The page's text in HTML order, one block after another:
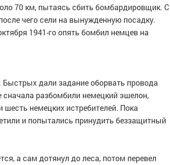
70 км, пытаясь сбить бомбардировщик. С
чего сели на вынужденную посадку.
1941-го опять бомбил немцев на
дали задание оборвать провода
разбомбили немецкий эшелон,
немецких истребителей. Пока
и попытались принудить беззащитный
а сам дотянул до леса, потом перевел